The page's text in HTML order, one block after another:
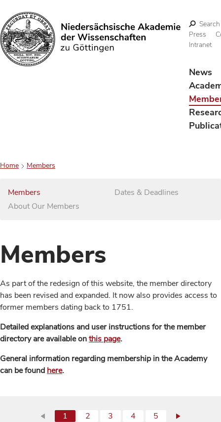
Search
Search
Press
Intranet
News
Home Members
Members
About Our Members
Dates & Deadlines
Members
As part of the redesign of this website, the member directory
has been revised and expanded. It now also provides access to
former members dating back to 1751.
Detailed explanations and user instructions for the member
directory are available onthis page.
General information regarding membership in the Academy
can be found here.
1 2 3 4 5